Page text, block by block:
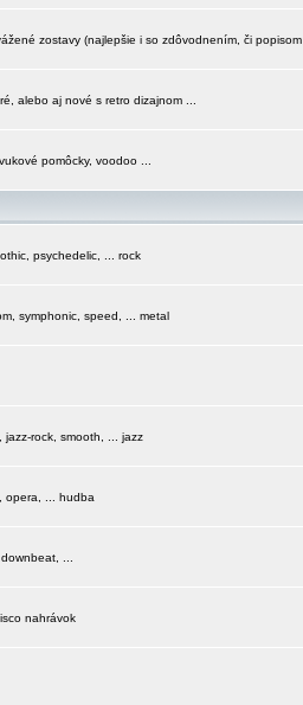
zostavy (najlepšie i so zdôvodnením, či
alebo aj nové s retro dizajnom ...
pomôcky, voodoo ...
psychedelic, ... rock
symphonic, speed, ... metal
rock, smooth, ... jazz
opera, ... hudba
...
nahrávok